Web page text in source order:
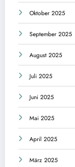
Oktober 2025
September 2025
August 2025
Juli 2025
Juni 2025
Mai 2025
April 2025
März 2025